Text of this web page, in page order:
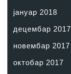
јануар 2018
децембар 2017
новембар 2017
октобар 2017